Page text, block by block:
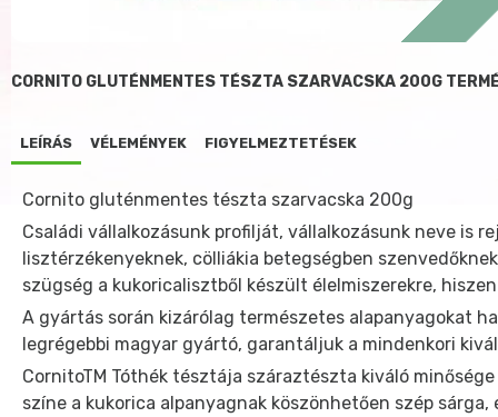
CORNITO GLUTÉNMENTES TÉSZTA SZARVACSKA 200G
LEÍRÁS VÉLEMÉNYEK FIGYELMEZTETÉSEK
Cornito gluténmentes tészta szarvacska 200g
Családi vállalkozásunk profilját, vállalkozásunk neve is
lisztérzékenyeknek, cölliákia betegségben
szügség a kukoricalisztből készült élelmiszerekre,
A gyártás során kizárólag természetes alapanyagokat
legrégebbi magyar gyártó, garantáljuk a mindenkori
CornitoTM Tóthék tésztája száraztészta kiváló
színe a kukorica alpanyagnak köszönhetően szép